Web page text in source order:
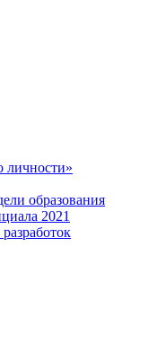
личности»
образования
2021